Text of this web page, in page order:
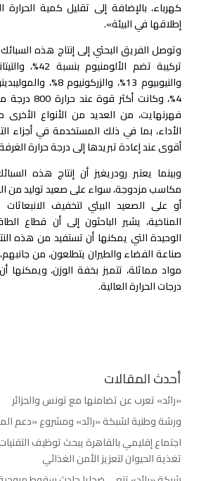
كهرباء، بالإضافة إلى تقليل كمية الحرارة
إطلاقها في البيئة».
وتوصل الفريق البحثي إلى إنتاج هذه
فهرنهايت، من العديد من الأنواع الأخرى
الأداء، بما في ذلك المستخدمة في أجزاء
أقوى عند إعادة تبريدها إلى درجة حرارة
وبينما يعتبر رودريغيز أن إنتاج هذه
مكاسب مزدوجة، سواء على صعيد توليد من
أو على الصعيد البيئي لتخفيف الانبعاثات
المناخية، يشير الباحثون إلى أن قطاع
الوحيدة التي يمكنها أن تستفيد من هذه
صناعة الفضاء والطيران يتطلعون، من جانبهم،
مواد مماثلة، تتميز بخفة الوزن،
درجات الحرارة العالية.
أحدث المقالات
«رائد» تعرب عن تضامنها مع تونس والجزائر
ورشة وطنية لشبكة «رائد» ومشروع «دعم
اجتماع إقليمي بالقاهرة يبحث توظيف
تغذية الحيوان لتعزيز الأمن الغذائي